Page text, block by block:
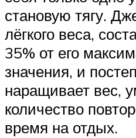
становую тягу.
лёгкого веса,
35% от его
значения, и
наращивает вес,
количество
время на отдых.